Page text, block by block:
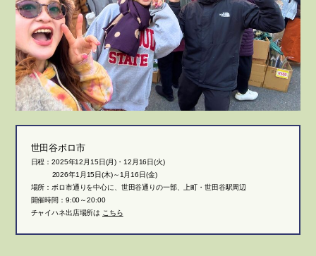
世田谷ボロ市
日程：2025年12月15日(月)・12月16日(火)
2026年1月15日(木)～1月16日(金)
場所：ボロ市通りを中心に、世田谷通りの一部、上町・世田谷駅周辺
開催時間：9:00～20:00
チャイハネ出店場所は こちら